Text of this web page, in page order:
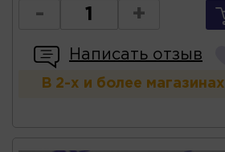
- +
Написать отзыв
В 2-х и более магазинах